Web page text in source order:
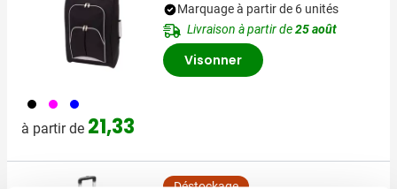
001 046 005
à partir de 21,33
Marquage à partir de 6 unités
Livraison à partir de25 août
Visonner